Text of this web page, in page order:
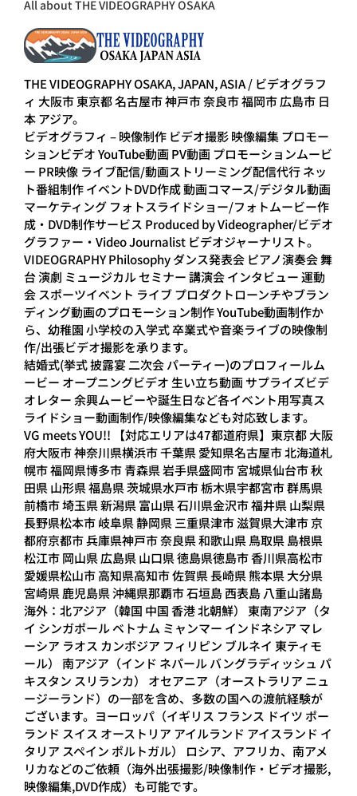
All about THE VIDEOGRAPHY OSAKA
THE VIDEOGRAPHY OSAKA, JAPAN, ASIA / ビデオグラフ
ィ 大阪市 東京都 名古屋市 神戸市 奈良市 福岡市 広島市 日
本 アジア。
ビデオグラフィ – 映像制作 ビデオ撮影 映像編集 プロモー
ションビデオ YouTube動画 PV動画 プロモーションムービ
ー PR映像 ライブ配信/動画ストリーミング配信代行 ネッ
ト番組制作 イベントDVD作成 動画コマース/デジタル動画
マーケティング フォトスライドショー/フォトムービー作
成・DVD制作サービス Produced by Videographer/ビデオ
グラファー・Video Journalist ビデオジャーナリスト。
VIDEOGRAPHY Philosophy ダンス発表会 ピアノ演奏会 舞
台 演劇 ミュージカル セミナー 講演会 インタビュー 運動
会 スポーツイベント ライブ プロダクトローンチやブラン
ディング動画のプロモーション制作 YouTube動画制作か
ら、幼稚園 小学校の入学式 卒業式や音楽ライブの映像制
作/出張ビデオ撮影を承ります。
結婚式(挙式 披露宴 二次会 パーティー)のプロフィールム
ービー オープニングビデオ 生い立ち動画 サプライズビデ
オレター 余興ムービーや誕生日など各イベント用写真ス
ライドショー動画制作/映像編集なども対応致します。
VG meets YOU!! 【対応エリアは47都道府県】東京都 大阪
府大阪市 神奈川県横浜市 千葉県 愛知県名古屋市 北海道札
幌市 福岡県博多市 青森県 岩手県盛岡市 宮城県仙台市 秋
田県 山形県 福島県 茨城県水戸市 栃木県宇都宮市 群馬県
前橋市 埼玉県 新潟県 富山県 石川県金沢市 福井県 山梨県
長野県松本市 岐阜県 静岡県 三重県津市 滋賀県大津市 京
都府京都市 兵庫県神戸市 奈良県 和歌山県 鳥取県 島根県
松江市 岡山県 広島県 山口県 徳島県徳島市 香川県高松市
愛媛県松山市 高知県高知市 佐賀県 長崎県 熊本県 大分県
宮崎県 鹿児島県 沖縄県那覇市 石垣島 西表島 八重山諸島
海外：北アジア（韓国 中国 香港 北朝鮮） 東南アジア（タ
イ シンガポール ベトナム ミャンマー インドネシア マレ
ーシア ラオス カンボジア フィリピン ブルネイ 東ティモ
ール） 南アジア（インド ネパール バングラディッシュ パ
キスタン スリランカ） オセアニア（オーストラリア ニュ
ージーランド）の一部を含め、多数の国への渡航経験が
ございます。ヨーロッパ（イギリス フランス ドイツ ポー
ランド スイス オーストリア アイルランド アイスランド イ
タリア スペイン ポルトガル） ロシア、アフリカ、南アメ
リカなどのご依頼（海外出張撮影/映像制作・ビデオ撮影,
映像編集,DVD作成）も可能です。